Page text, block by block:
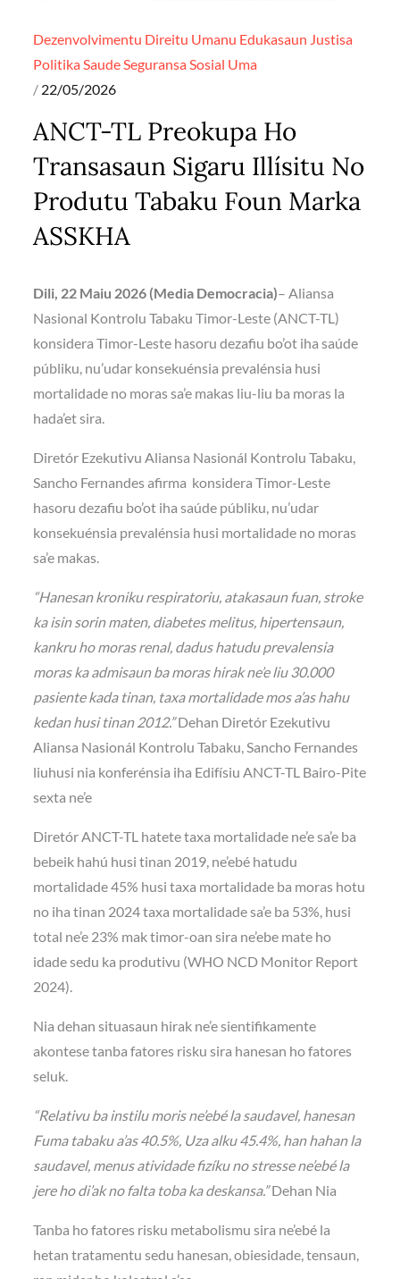
Dezenvolvimentu Direitu Umanu Edukasaun Justisa
PolitikaSaudeSeguransaSosial Uma
Posted
22/05/2026
ANCT-TL Preokupa Ho
Transasaun Sigaru Illísitu No
Produtu Tabaku Foun Marka
ASSKHA
Dili, 22 Maiu 2026 (Media Democracia)– Aliansa
Nasional Kontrolu Tabaku Timor-Leste (ANCT-TL)
konsidera Timor-Leste hasoru dezafiu bo’ot iha saúde
públiku, nu’udar konsekuénsia prevalénsia husi
mortalidade no moras sa’e makas liu-liu ba moras la
hada’et sira.
Diretór Ezekutivu Aliansa Nasionál Kontrolu Tabaku,
Sancho Fernandes afirma konsidera Timor-Leste
hasoru dezafiu bo’ot iha saúde públiku, nu’udar
konsekuénsia prevalénsia husi mortalidade no moras
sa’e makas.
“Hanesan kroniku respiratoriu, atakasaun fuan, stroke
ka isin sorin maten, diabetes melitus, hipertensaun,
kankru ho moras renal, dadus hatudu prevalensia
moras ka admisaun ba moras hirak ne’e liu 30.000
pasiente kada tinan, taxa mortalidade mos a’as hahu
kedan husi tinan 2012.”Dehan Diretór Ezekutivu
Aliansa Nasionál Kontrolu Tabaku, Sancho Fernandes
liuhusi nia konferénsia iha Edifísiu ANCT-TL Bairo-Pite
sexta ne’e
Diretór ANCT-TL hatete taxa mortalidade ne’e sa’e ba
bebeik hahú husi tinan 2019, ne’ebé hatudu
mortalidade 45% husi taxa mortalidade ba moras hotu
no iha tinan 2024 taxa mortalidade sa’e ba 53%, husi
total ne’e 23% mak timor-oan sira ne’ebe mate ho
idade sedu ka produtivu (WHO NCD Monitor Report
2024).
Nia dehan situasaun hirak ne’e sientifikamente
akontese tanba fatores risku sira hanesan ho fatores
seluk.
“Relativu ba instilu moris ne’ebé la saudavel, hanesan
Fuma tabaku a’as 40.5%, Uza alku 45.4%, han hahan la
saudavel, menus atividade fizíku no stresse ne’ebé la
jere ho di’ak no falta toba ka deskansa.”Dehan Nia
Tanba ho fatores risku metabolismu sira ne’ebé la
hetan tratamentu sedu hanesan, obiesidade, tensaun,